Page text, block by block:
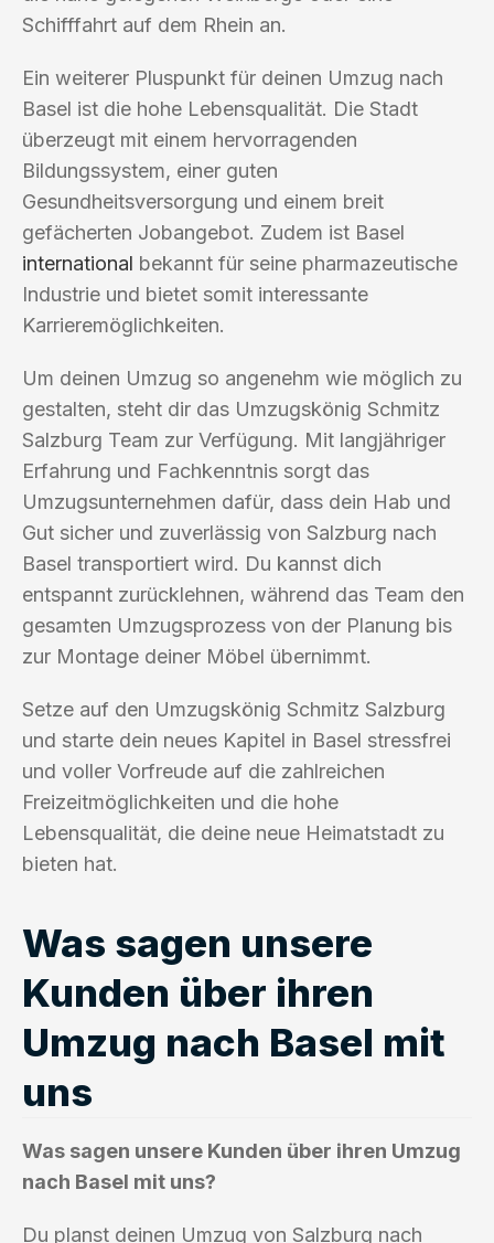
Schifffahrt auf dem Rhein an.
Ein weiterer Pluspunkt für deinen Umzug nach
Basel ist die hohe Lebensqualität. Die Stadt
überzeugt mit einem hervorragenden
Bildungssystem, einer guten
Gesundheitsversorgung und einem breit
gefächerten Jobangebot. Zudem ist Basel
international bekannt für seine pharmazeutische
Industrie und bietet somit interessante
Karrieremöglichkeiten.
Um deinen Umzug so angenehm wie möglich zu
gestalten, steht dir das Umzugskönig Schmitz
Salzburg Team zur Verfügung. Mit langjähriger
Erfahrung und Fachkenntnis sorgt das
Umzugsunternehmen dafür, dass dein Hab und
Gut sicher und zuverlässig von Salzburg nach
Basel transportiert wird. Du kannst dich
entspannt zurücklehnen, während das Team den
gesamten Umzugsprozess von der Planung bis
zur Montage deiner Möbel übernimmt.
Setze auf den Umzugskönig Schmitz Salzburg
und starte dein neues Kapitel in Basel stressfrei
und voller Vorfreude auf die zahlreichen
Freizeitmöglichkeiten und die hohe
Lebensqualität, die deine neue Heimatstadt zu
bieten hat.
Was sagen unsere
Kunden über ihren
Umzug nach Basel mit
uns
Was sagen unsere Kunden über ihren Umzug
nach Basel mit uns?
Du planst deinen Umzug von Salzburg nach